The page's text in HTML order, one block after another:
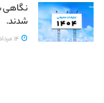
شدند.